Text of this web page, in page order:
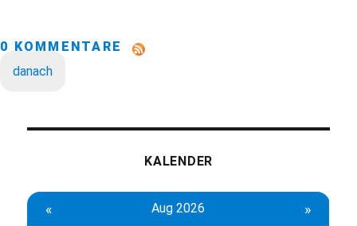
0 KOMMENTARE
danach
KALENDER
« Aug 2026 »